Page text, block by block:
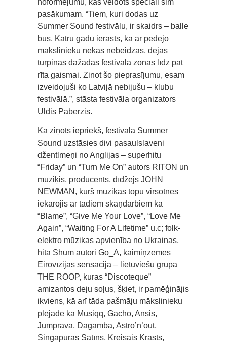
noformējumu, kas veidots speciāli šim
pasākumam. “Tiem, kuri dodas uz
Summer Sound festivālu, ir skaidrs – balle
būs. Katru gadu ierasts, ka ar pēdējo
mākslinieku nekas nebeidzas, dejas
turpinās dažādās festivāla zonās līdz pat
rīta gaismai. Zinot šo pieprasījumu, esam
izveidojuši ko Latvijā nebijušu – klubu
festivālā.”, stāsta festivāla organizators
Uldis Pabērzis.
Kā ziņots iepriekš, festivālā Summer
Sound uzstāsies divi pasaulslaveni
džentlmeņi no Anglijas – superhitu
“Friday” un “Turn Me On” autors RITON un
mūziķis, producents, dīdžejs JOHN
NEWMAN, kurš mūzikas topu virsotnes
iekarojis ar tādiem skaņdarbiem kā
“Blame”, “Give Me Your Love”, “Love Me
Again”, “Waiting For A Lifetime” u.c; folk-
elektro mūzikas apvienība no Ukrainas,
hita Shum autori Go_A, kaimiņzemes
Eirovīzijas sensācija – lietuviešu grupa
THE ROOP, kuras “Discoteque”
amizantos deju soļus, šķiet, ir pamēģinājis
ikviens, kā arī tāda pašmāju mākslinieku
plejāde kā Musiqq, Gacho, Ansis,
Jumprava, Dagamba, Astro’n’out,
Singapūras Satīns, Kreisais Krasts,